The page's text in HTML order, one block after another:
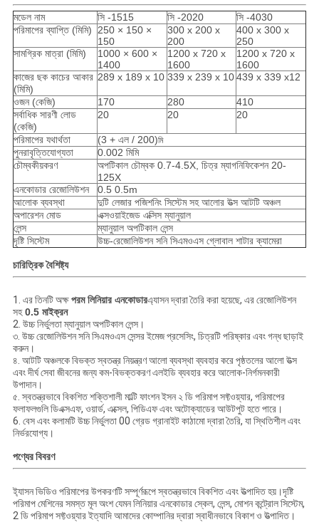
মডেল নাম সি -1515 সি -2020
সি -4030
পরিমাপের ব্যাপ্তি (মিমি) 250 × 150 ×
150
300 x 200 x
200
400 x 300 x
250
সামগ্রিক মাত্রা (মিমি)
1000 × 600 ×
1400
1200 x 720 x
1600
1200 x 720 x
1600
কাজের ছক কাচের আকার
(মিমি)
289 x 189 x 10 339 x 239 x 10439 x 339 x12
ওজন (কেজি) 170 280
410
সর্বাধিক সারণী লোড
(কেজি)
20 20 20
পরিমাপের যথার্থতা (3 + এল / 200)মি
পুনরাবৃত্তিযোগ্যতা
0.002 মিমি
চৌম্বকীয়করণ
অপটিকাল চৌম্বক 0.7-4.5X, চিত্র ম্যাগনিফিকেশন 20-
125X
এনকোডার রেজোলিউশন
0.5 0.5m
আলোক ব্যবস্থা
দুটি লেজার পজিশনিং সিস্টেম সহ আলোর উত্স আটটি অঞ্চল
অপারেশন মোড
এক্সওয়াইজেড এক্সিস ম্যানুয়াল
লেন্স
ম্যানুয়াল অপটিকাল লেন্স
দৃষ্টি সিস্টেম
উচ্চ-রেজোলিউশন সনি সিএমওএস গ্লোবাল শাটার ক্যামেরা
চারিত্রিক বৈশিষ্ট্য
1. এর তিনটি অক্ষ পরম লিনিয়ার এনকোডারএ্যাসন দ্বারা তৈরি করা হয়েছে, এর রেজোলিউশন
সহ 0.5 মাইক্রন
2. উচ্চ নির্ভুলতা ম্যানুয়াল অপটিকাল লেন্স।
৩. উচ্চ রেজোলিউশন সনি সিএমওএস সেন্সর ইমেজ প্রসেসিং, চিত্রটি পরিষ্কার এবং গন্ধ ছাড়াই
করুন।
৪. আটটি অঞ্চলকে বিভক্ত স্বতন্ত্র নিয়ন্ত্রণ আলো ব্যবস্থা ব্যবহার করে পৃষ্ঠতলের আলো উত্স
এবং দীর্ঘ সেবা জীবনের জন্য কম-বিভক্তকরণ এলইডি ব্যবহার করে আলোক-নির্গমনকারী
উপাদান।
৫. স্বতন্ত্রভাবে বিকশিত শক্তিশালী মাল্টি ফাংশন ইসন ২ ডি পরিমাপ সফ্টওয়্যার, পরিমাপের
ফলাফলগুলি ডিএক্সএফ, ওয়ার্ড, এক্সেল, পিডিএফ এবং অটোক্যাডের আউটপুট হতে পারে।
6. বেস এবং কলামটি উচ্চ নির্ভুলতা 00 গ্রেড গ্রানাইট কাঠামো দ্বারা তৈরি, যা স্থিতিশীল এবং
নির্ভরযোগ্য।
পণ্যের বিবরণ
ই্যাসন ভিডিও পরিমাপের উপকরণটি সম্পূর্ণরূপে স্বতন্ত্রভাবে বিকশিত এবং উত্পাদিত হয়।দৃষ্টি
পরিমাপ মেশিনের সমস্ত মূল অংশ যেমন লিনিয়ার এনকোডার স্কেল, লেন্স, মোশন কন্ট্রোল সিস্টেম,
2 ডি পরিমাপ সফ্টওয়্যার ইত্যাদি আমাদের কোম্পানির দ্বারা স্বাধীনভাবে বিকাশ ও উত্পাদিত।